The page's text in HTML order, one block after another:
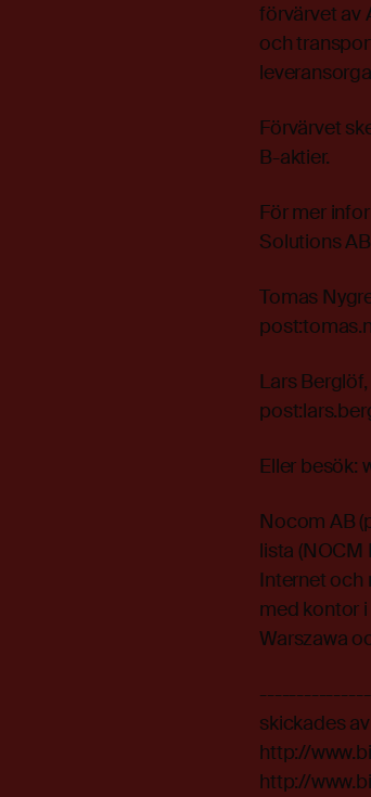
förvärvet av
och
Förvärvet
B-aktier.
För mer
Solutions
Tomas
Lars
Eller besök:
Nocom AB
lista
Internet och
med kontor
Warszawa
skickades
http://
http://